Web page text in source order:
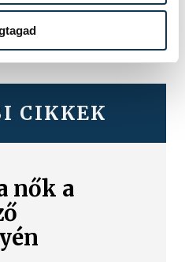
CIKKEK
nők a